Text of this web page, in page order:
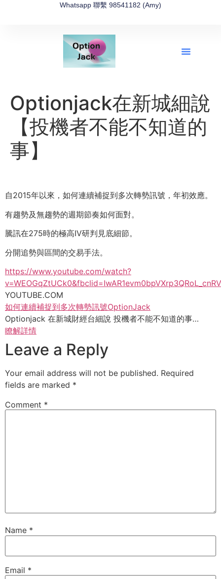
Whatsapp 聯繫 98541182 (Amy)
Optionjack在新城細說
【投機者不能不知道的
事】
自2015年以來，如何連續補捉到多次轉勢訊號，年初效應。
有趨勢及無趨勢的週期節奏如何面對。
騰訊在275時的極高IV研判見底細節。
分開追勢與區間的交易手法。
https://www.youtube.com/watch?
YOUTUBE.COM
如何連續補捉到多次轉勢訊號OptionJack
Optionjack 在新城財經台細說 投機者不能不知道的事…
瞭解詳情
Leave a Reply
Your email address will not be published. Required
fields are marked *
Comment *
Name *
Email *